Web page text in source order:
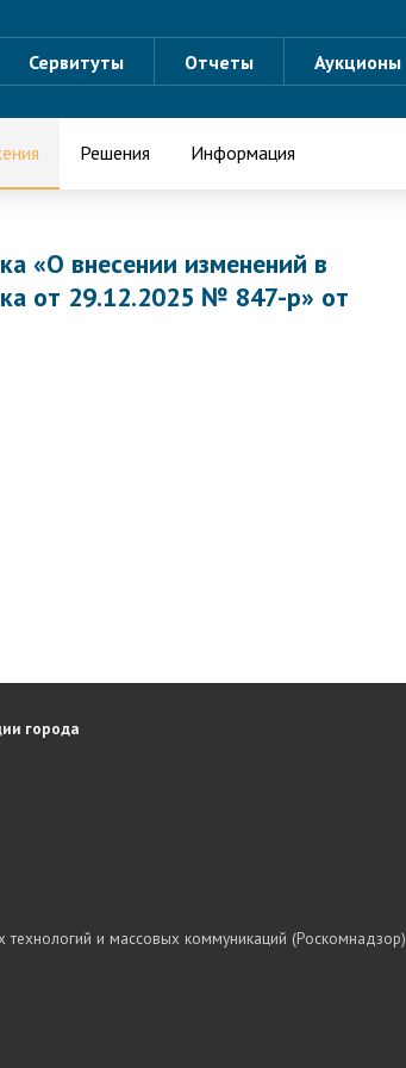
Сервитуты Отчеты Аукционы
Решения Информация
«О внесении изменений в
от 29.12.2025 № 847-р» от
города
и массовых коммуникаций (Роскомнадзор)